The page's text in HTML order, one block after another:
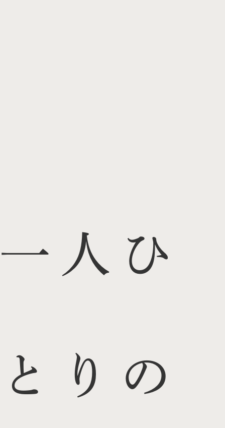
一人ひ
とりの